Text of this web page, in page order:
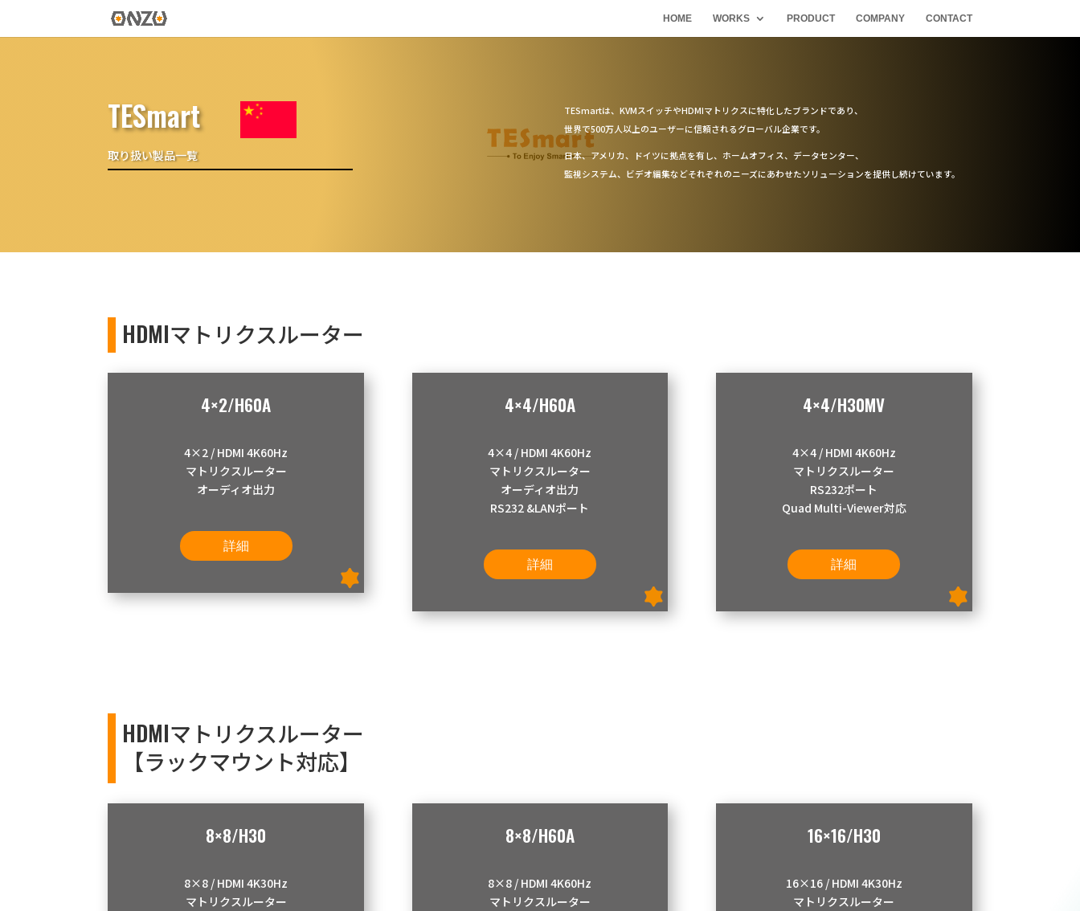
HOME WORKS PRODUCT COMPANY CONTACT
TESmart
取り扱い製品一覧
TESmartは、KVMスイッチやHDMIマトリクスに特化したブランドであり、
世界で500万人以上のユーザーに信頼されるグローバル企業です。
日本、アメリカ、ドイツに拠点を有し、ホームオフィス、データセンター、
監視システム、ビデオ編集などそれぞれのニーズにあわせたソリューションを提供し続けています。
HDMIマトリクスルーター
4×2/H60A
4×2 / HDMI 4K60Hz
マトリクスルーター
オーディオ出力
詳細
4×4/H60A
4×4 / HDMI 4K60Hz
マトリクスルーター
オーディオ出力
RS232 &LANポート
詳細
4×4/H30MV
4×4 / HDMI 4K60Hz
マトリクスルーター
RS232ポート
Quad Multi-Viewer対応
詳細
HDMIマトリクスルーター
【ラックマウント対応】
8×8/H30
8×8 / HDMI 4K30Hz
マトリクスルーター
8×8/H60A
8×8 / HDMI 4K60Hz
マトリクスルーター
16×16/H30
16×16 / HDMI 4K30Hz
マトリクスルーター